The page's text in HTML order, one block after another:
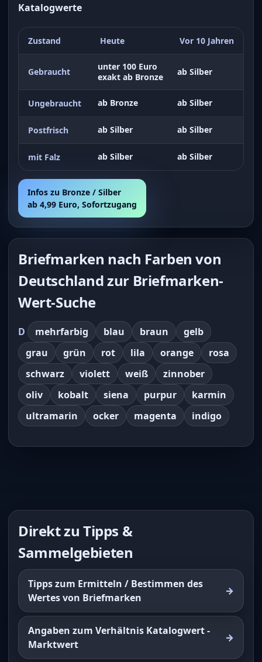
Katalogwerte
Zustand Heute Vor 10 Jahren
Gebraucht
unter 100 Euro
exakt ab Bronze
ab Silber
Ungebraucht ab Bronze ab Silber
Postfrisch ab Silber ab Silber
mit Falz ab Silber ab Silber
Infos zu Bronze / Silber
ab 4,99 Euro, Sofortzugang
Briefmarken nach Farben von
Deutschland zur Briefmarken-
Wert-Suche
D mehrfarbig blau braun
gelb
grau
grün rot lila orange
rosa
schwarz
violett weiß
zinnober
oliv
kobalt siena purpur
karmin
ultramarin
ocker magenta indigo
Direkt zu Tipps &
Sammelgebieten
Tipps zum Ermitteln / Bestimmen des
Wertes von Briefmarken
Angaben zum Verhältnis Katalogwert -
Marktwert